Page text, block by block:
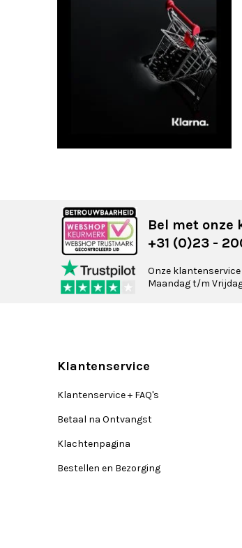
Bel met onze
+31 (0)23 -
Onze klantenservice
Maandag t/m
Klantenservice
Klantenservice + FAQ's
Betaal na Ontvangst
Klachtenpagina
Bestellen en Bezorging